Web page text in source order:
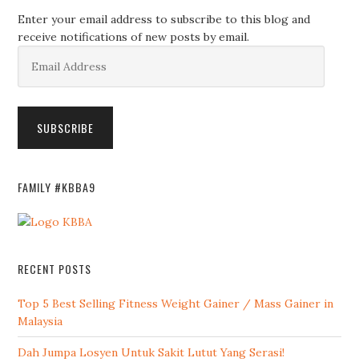
Enter your email address to subscribe to this blog and
receive notifications of new posts by email.
Address
SUBSCRIBE
FAMILY #KBBA9
RECENT POSTS
Top 5 Best Selling Fitness Weight Gainer / Mass Gainer in
Malaysia
Dah Jumpa Losyen Untuk Sakit Lutut Yang Serasi!